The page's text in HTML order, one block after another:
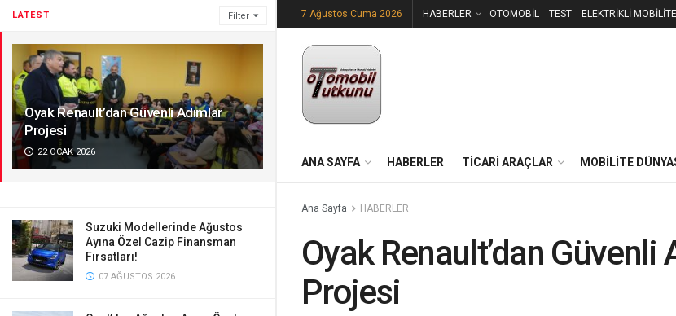
LATEST Filter
Oyak Renault’dan Güvenli Adımlar
Projesi
22 OCAK 2026
Suzuki Modellerinde Ağustos
Ayına Özel Cazip Finansman
Fırsatları!
07 AĞUSTOS 2026
7 Ağustos Cuma 2026 HABERLER OTOMOBİL TEST ELEKTRİKLİ MOBİLİTE
ANA SAYFA HABERLER TİCARİ ARAÇLAR MOBİLİTE
Ana Sayfa HABERLER
Oyak Renault’dan Güvenli
Projesi